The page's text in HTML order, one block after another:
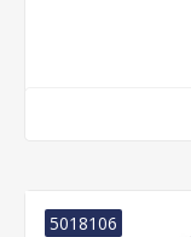
5018106